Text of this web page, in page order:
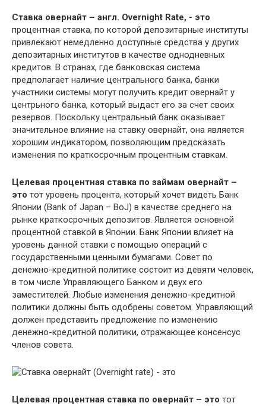
Ставка овернайт – англ. Overnight Rate, - это
процентная ставка, по которой депозитарные институты
привлекают немедленно доступные средства у других
депозитарных институтов в качестве однодневных
кредитов. В странах, где банковская система
предполагает наличие центрального банка, банки
участники системы могут получить кредит овернайт у
центрьного банка, который выдаст его за счет своих
резервов. Поскольку центральный банк оказывает
значительное влияние на ставку овернайт, она является
хорошим индикатором, позволяющим предсказать
изменения по краткосрочным процентным ставкам.
Целевая процентная ставка по займам овернайт –
это тот уровень процента, который хочет видеть Банк
Японии (Bank of Japan – BoJ) в качестве среднего на
рынке краткосрочных депозитов. Является основной
процентной ставкой в Японии. Банк Японии влияет на
уровень данной ставки с помощью операций с
государственными ценными бумагами. Совет по
денежно-кредитной политике состоит из девяти человек,
в том числе Управляющего Банком и двух его
заместителей. Любые изменения денежно-кредитной
политики должны быть одобрены советом. Управляющий
должен представить предложение по изменению
денежно-кредитной политики, отражающее консенсус
членов совета.
Целевая процентная ставка по овернайт – это тот